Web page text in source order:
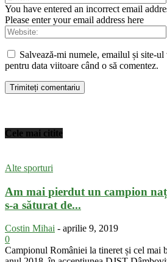
You have entered an incorrect email
Please enter your email address here
Salvează-mi numele, emailul și site-
pentru data viitoare când o să comentez.
Cele mai citite
Alte sporturi
Am mai pierdut un campion
s-a săturat de...
Costin Mihai - aprilie 9, 2019
0
Campionul României la tineret și cel mai